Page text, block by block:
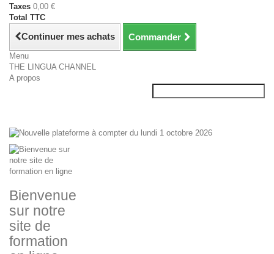
Taxes 0,00 €
Total TTC
Continuer mes achats Commander
Menu
THE LINGUA CHANNEL
A propos
Bienvenue
sur notre
site de
formation